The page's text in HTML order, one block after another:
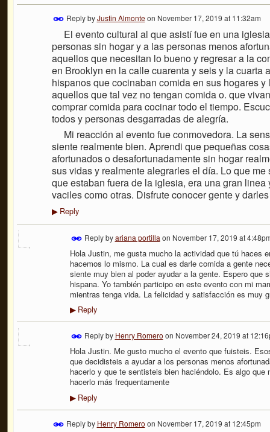
Reply byJustin Almonteon November 17, 2019 at 11:32am
El evento cultural al que asistí fue en una
personas sin hogar y a las personas menos
aquellos que necesitan lo bueno y regresar a la
en Brooklyn en la calle cuarenta y seis y la cuarta
hispanos que cocinaban comida en sus hogares
aquellos que tal vez no tengan comida o. que
comprar comida para cocinar todo el tiempo.
todos y personas desgarradas de alegría.
Mi reacción al evento fue conmovedora. La
siente realmente bien. Aprendi que pequeñas
afortunados o desafortunadamente sin hogar
sus vidas y realmente alegrarles el día. Lo que
que estaban fuera de la iglesia, era una gran
vaciles como otras. Disfrute conocer gente y
▶Reply
Reply byariana portilla on November 17, 2019 at
Hola Justin, me gusta mucho la actividad que tú haces
hacemos lo mismo. La cual es darle comida a gente
siente muy bien al poder ayudar a la gente. Espero que
hispana. Yo también participo en este evento con mi
mientras tenga vida. La felicidad y satisfacción es muy
▶Reply
Reply by Henry Romero on November 24, 2019 at
Hola Justin. Me gusto mucho el evento que fuisteis.
que decidisteis a ayudar a los personas menos
hacerlo y que te sentisteis bien haciéndolo. Es algo
hacerlo más frequentamente
▶Reply
Reply by Henry Romero on November 17, 2019 at 12:45pm